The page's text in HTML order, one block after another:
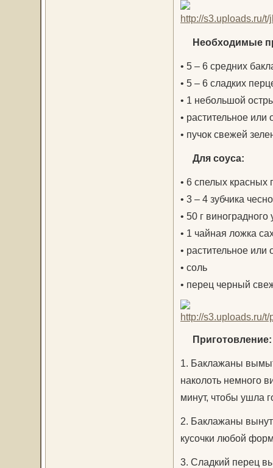
Необходимые
• 5 – 6 средних
• 5 – 6 сладких
• 1 небольшой
• растительное
• пучок свежей
Для соуса:
• 6 спелых красных
• 3 – 4 зубчика
• 50 г
• 1 чайная ложка
• растительное
• соль
• перец черный
Приготовление:
1. Баклажаны
наколоть немного
минут, чтобы ушла
2. Баклажаны
кусочки любой
3. Сладкий перец